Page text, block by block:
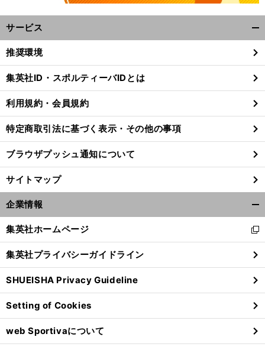
サービス
閉
る
推奨環境
集英社ID・スポルティーバIDとは
利用規約・会員規約
特定商取引法に基づく表示・その他の事項
ブラウザプッシュ通知について
サイトマップ
企業情報
閉
る
集英社ホームページ
新
し
い
ウ
ィ
ン
ド
ウ
で
開
集英社プライバシーガイドライン
SHUEISHA Privacy Guideline
Setting of Cookies
web Sportivaについて